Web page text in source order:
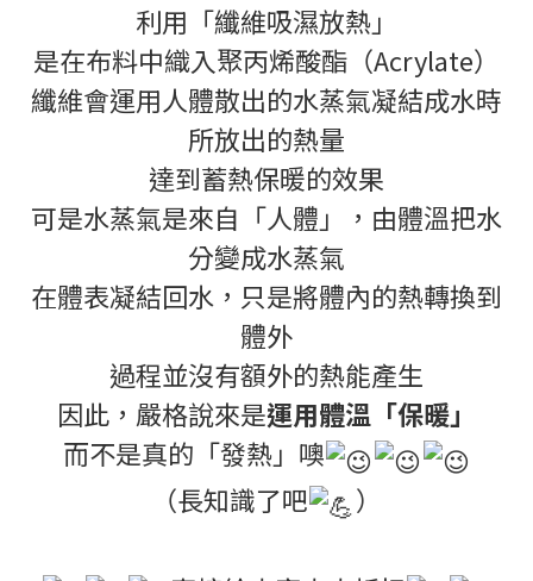
利用「纖維吸濕放熱」
是在布料中織入聚丙烯酸酯（Acrylate）
纖維會運用人體散出的水蒸氣凝結成水時
所放出的熱量
達到蓄熱保暖的效果
可是水蒸氣是來自「人體」，由體溫把水
分變成水蒸氣
在體表凝結回水，只是將體內的熱轉換到
體外
過程並沒有額外的熱能產生
因此，嚴格說來是運用體溫「保暖」
而不是真的「發熱」噢
（長知識了吧
）